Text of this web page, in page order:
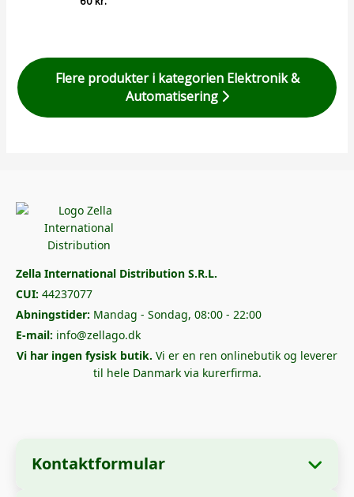
Flere produkter i kategorien Elektronik &
Automatisering
Zella International Distribution S.R.L.
CUI: 44237077
Abningstider: Mandag - Sondag, 08:00 - 22:00
E-mail: info@zellago.dk
Vi har ingen fysisk butik. Vi er en ren onlinebutik og leverer
til hele Danmark via kurerfirma.
Kontaktformular